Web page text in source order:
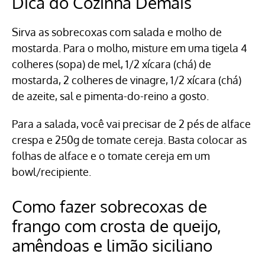
Sirva as sobrecoxas com salada e molho de
mostarda. Para o molho, misture em uma tigela 4
colheres (sopa) de mel, 1/2 xícara (chá) de
mostarda, 2 colheres de vinagre, 1/2 xícara (chá)
de azeite, sal e pimenta-do-reino a gosto.
Para a salada, você vai precisar de 2 pés de alface
crespa e 250g de tomate cereja. Basta colocar as
folhas de alface e o tomate cereja em um
bowl/recipiente.
Como fazer sobrecoxas de
frango com crosta de queijo,
amêndoas e limão siciliano